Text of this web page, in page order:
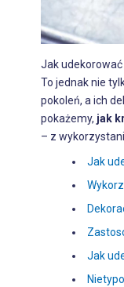
Jak
To jednak nie
pokoleń, a ich
pokażemy, jak
– z
Jak
Jak